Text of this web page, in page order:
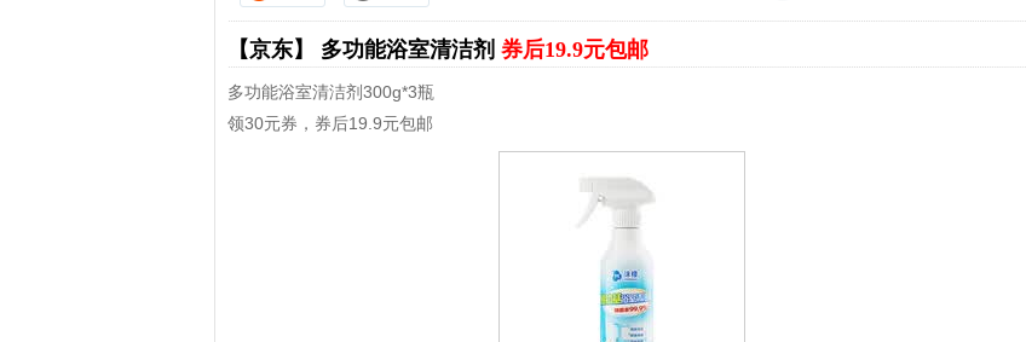
【京东】 多功能浴室清洁剂 券后19.9元包邮
多功能浴室清洁剂300g*3瓶
领30元券，券后19.9元包邮